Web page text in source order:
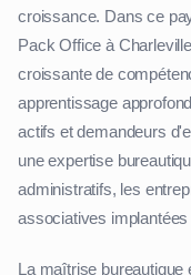
croissance. Dans ce
Pack Office à
croissante de
apprentissage
actifs et demandeurs
une expertise
administratifs, les
associatives
La maîtrise